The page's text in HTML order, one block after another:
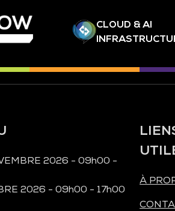
CLOUD & AI
2026 - 09h00 -
2026 - 09h00 - 17h00
À